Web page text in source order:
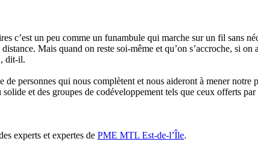
c’est un peu comme un funambule qui marche sur un fil
Mais quand on reste soi-même et qu’on s’accroche, si
dit-il.
personnes qui nous complètent et nous aideront à mener
et des groupes de codéveloppement tels que ceux offerts
experts et expertes de PME MTL Est-de-l’Île.